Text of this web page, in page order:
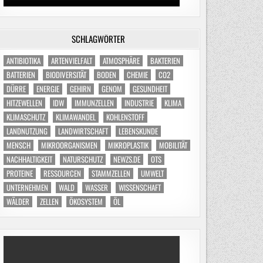
SCHLAGWÖRTER
ANTIBIOTIKA ARTENVIELFALT ATMOSPHÄRE
BAKTERIEN
BATTERIEN
BIODIVERSITÄT BODEN CHEMIE
CO2
DÜRRE
ENERGIE GEHIRN GENOM
GESUNDHEIT
HITZEWELLEN
IDW IMMUNZELLEN INDUSTRIE
KLIMA
KLIMASCHUTZ
KLIMAWANDEL
KOHLENSTOFF
LANDNUTZUNG
LANDWIRTSCHAFT
LEBENSKUNDE
MENSCH
MIKROORGANISMEN MIKROPLASTIK
MOBILITÄT
NACHHALTIGKEIT
NATURSCHUTZ NEWZS.DE
OTS
PROTEINE
RESSOURCEN STAMMZELLEN
UMWELT
UNTERNEHMEN
WALD WASSER
WISSENSCHAFT
WÄLDER
ZELLEN ÖKOSYSTEM ÖL